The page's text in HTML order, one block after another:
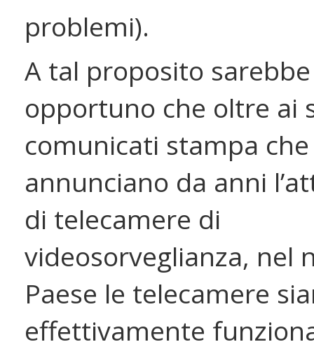
problemi).
A tal proposito sarebbe
opportuno che oltre ai
comunicati stampa che
annunciano da anni
di telecamere di
videosorveglianza, nel
Paese le telecamere
effettivamente